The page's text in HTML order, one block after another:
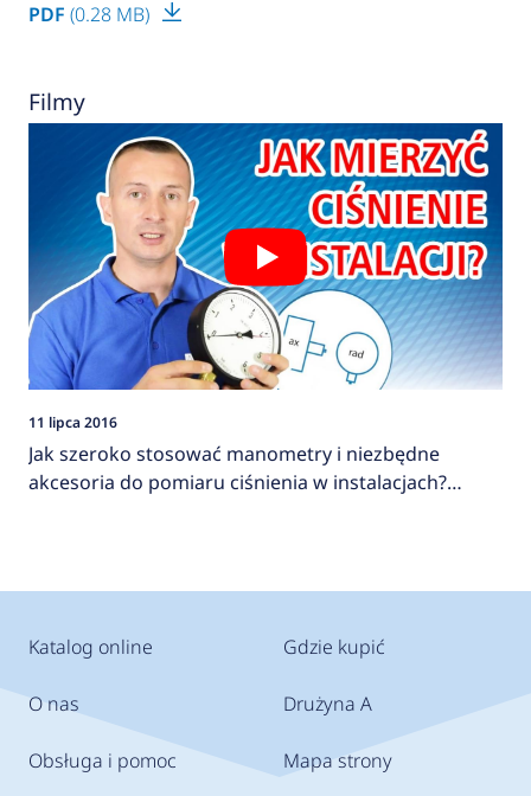
PDF (0.28 MB)
Filmy
11 lipca 2016
Jak szeroko stosować manometry i niezbędne
akcesoria do pomiaru ciśnienia w instalacjach?
Katalog online
O nas
Obsługa i pomoc
Gdzie kupić
Drużyna A
Mapa strony